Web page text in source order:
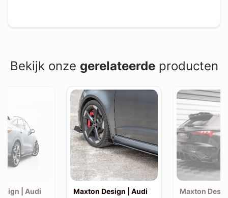
Bekijk onze gerelateerdeproducten
| Audi
Maxton Design | Audi
Maxton